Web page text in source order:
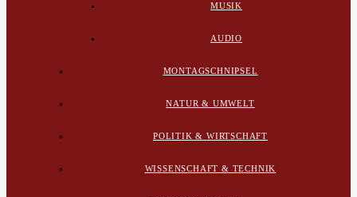
MUSIK
AUDIO
MONTAGSCHNIPSEL
NATUR & UMWELT
POLITIK & WIRTSCHAFT
WISSENSCHAFT & TECHNIK